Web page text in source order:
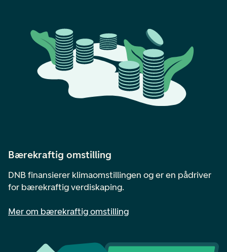
Bærekraftig omstilling
DNB finansierer klimaomstillingen og er en pådriver
for bærekraftig verdiskaping.
Mer om bærekraftig omstilling